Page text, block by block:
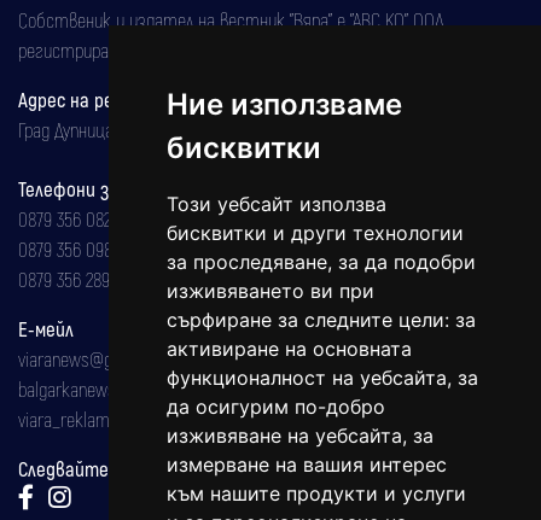
Ние използваме
бисквитки
Този уебсайт използва
бисквитки и други технологии
за проследяване, за да подобри
изживяването ви при
сърфиране за следните цели: за
активиране на основната
функционалност на уебсайта, за
да осигурим по-добро
изживяване на уебсайта, за
измерване на вашия интерес
към нашите продукти и услуги
Собственик и издател на вестник "Вяра" е "АВС КО" ООД,
регистрирана на 08.05.2002 година.
Адрес на редакцията
Град Дупница, ул.''Христо Ботев" 43
Телефони за реклама и абонаменти
0879 356 082
0879 356 098
0879 356 289
Е-мейл
viaranews@gmail.com
balgarkanews@gmail.com
viara_reklama@mail.bg
Следвайте ни: